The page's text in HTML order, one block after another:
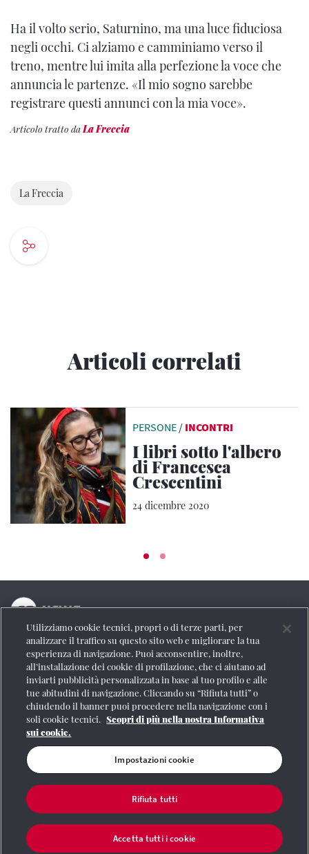
Ha il volto serio, Saturnino, ma una luce fiduciosa
negli occhi. Ci alziamo e camminiamo verso il
treno, mentre lui imita alla perfezione la voce che
annuncia le partenze. «Il mio sogno sarebbe
registrare questi annunci con la mia voce».
Articolo tratto daLa Freccia
La Freccia
Articoli correlati
PERSONE / INCONTRI
I libri sotto l'albero
di Francesca
Crescentini
24 dicembre 2020
La testata online del Gruppo FS Italiane
Social
Se vuoi contattarci o avere altre informazioni
CONTATTI
Registrazione Tribunale di Roma n° 204/2009
| |Credits | Protezione dei dati personali
Partita
Iva 06359501001
Utilizziamo cookie tecnici, propri o di terze parti, per
analizzare il traffico su questo sito web e migliorare la tua
esperienza di navigazione. Puoi acconsentire, inoltre,
all’installazione dei cookie di profilazione, che ci aiutano ad
inviarti pubblicità personalizzata in base al tuo profilo e alle
tue abitudini di navigazione. Cliccando su “Rifiuta tutti” o
chiudendo il banner puoi procedere nella navigazione con i
soli cookie tecnici. Scopri di più nella nostra Informativa
sui cookie.
Impostazioni cookie
Rifiuta tutti
Accetta tutti i cookie